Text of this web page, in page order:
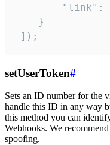
"link":
    }
]);
setUserToken#
Sets an ID number for the
handle this ID in any way
this method you can
Webhooks. We
spoofing.